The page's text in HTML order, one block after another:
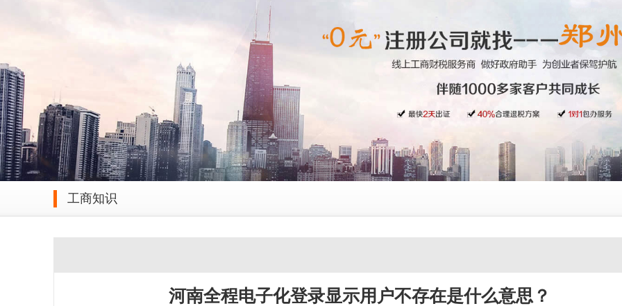
工商知识
河南全程电子化登录显示用户不存在是什么意思？